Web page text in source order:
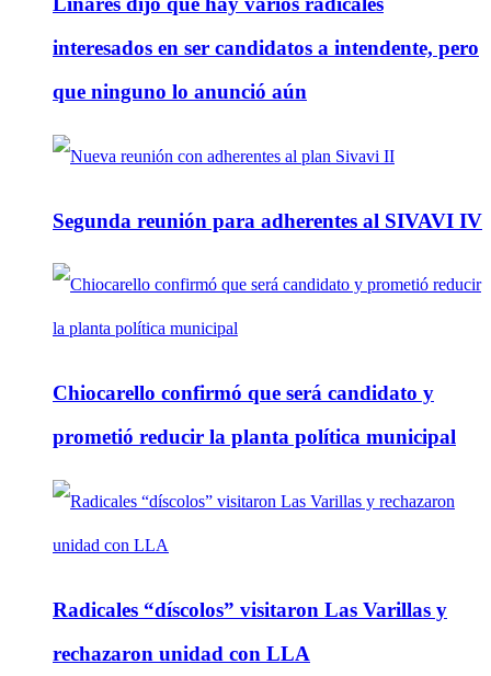
interesados en ser candidatos a intendente, pero
que ninguno lo anunció aún
Segunda reunión para adherentes al SIVAVI IV
Chiocarello confirmó que será candidato y
prometió reducir la planta política municipal
Radicales “díscolos” visitaron Las Varillas y
rechazaron unidad con LLA